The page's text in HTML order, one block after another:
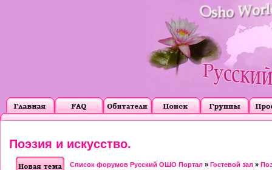
Поэзия и искусство.
Список форумов Русский ОШО Портал » Гостевой зал »